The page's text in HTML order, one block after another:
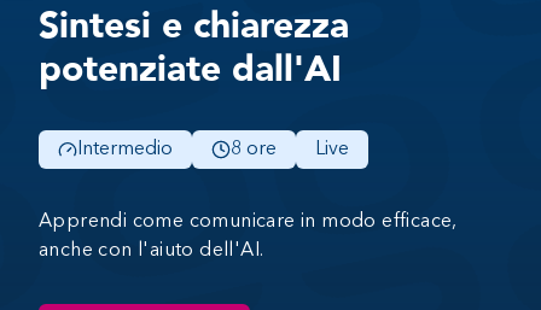
Sintesi e chiarezza
potenziate dall'AI
Intermedio 8 ore Live
Apprendi come comunicare in modo efficace,
anche con l'aiuto dell'AI.